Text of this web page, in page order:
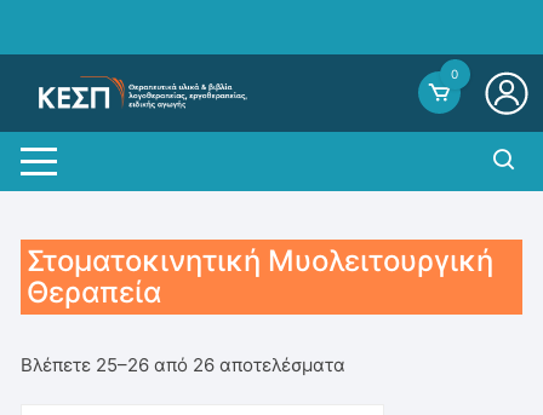
0
Στοματοκινητική Μυολειτουργική
Θεραπεία
Βλέπετε 25–26 από 26 αποτελέσματα